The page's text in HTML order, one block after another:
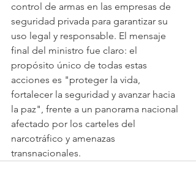
control de armas en las empresas de
seguridad privada para garantizar su
uso legal y responsable. El mensaje
final del ministro fue claro: el
propósito único de todas estas
acciones es "proteger la vida,
fortalecer la seguridad y avanzar hacia
la paz", frente a un panorama nacional
afectado por los carteles del
narcotráfico y amenazas
transnacionales.